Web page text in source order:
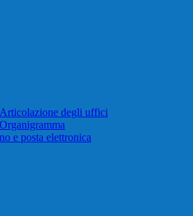
Articolazione degli uffici
Organigramma
e posta elettronica